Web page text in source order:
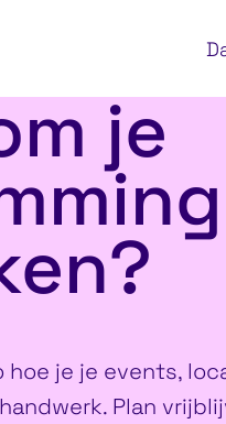
je
hoe je je events,
Plan